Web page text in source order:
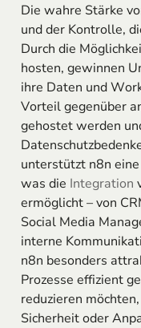
Die wahre Stärke
und der Kontrolle,
Durch die
hosten, gewinnen
ihre Daten und
Vorteil gegenüber
gehostet werden
unterstützt n8n
was die Integration
ermöglicht – von
Social Media
interne
n8n besonders
Prozesse effizient
reduzieren
Sicherheit oder